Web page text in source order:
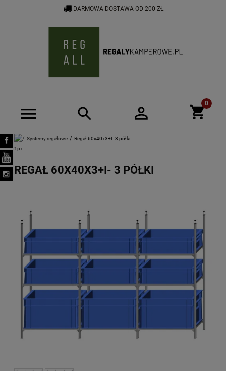
Systemy regałowe Regał 60x40x3+I- 3 półki
DARMOWA DOSTAWA OD 200 ZŁ
REGAŁ 60X40X3+I- 3 PÓŁKI